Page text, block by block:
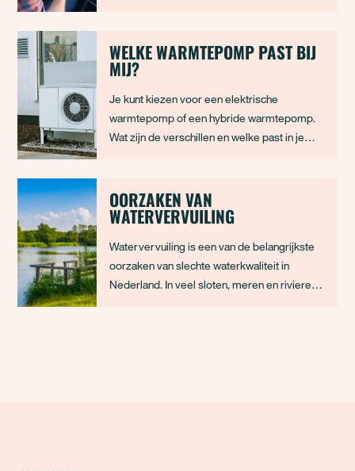
voor het gebruik van waterstof om de
klimaatdoelen te behalen, werd daar
WELKE WARMTEPOMP PAST BIJ
MIJ?
Je kunt kiezen voor een elektrische
warmtepomp of een hybride warmtepomp.
Wat zijn de verschillen en welke past in je
OORZAKEN VAN
WATERVERVUILING
Watervervuiling is een van de belangrijkste
oorzaken van slechte waterkwaliteit in
Nederland. In veel sloten, meren en rivieren